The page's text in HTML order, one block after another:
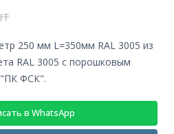
RAL 3005 с порошковым
ФСК".
в WhatsApp